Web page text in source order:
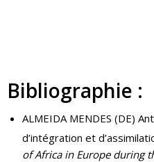
Bibliographie :
ALMEIDA MENDES (DE)
d’intégration et
of Africa in Europe during